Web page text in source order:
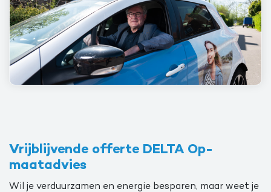
Vrijblijvende offerte DELTA Op-
maatadvies
Wil je verduurzamen en energie besparen, maar weet je